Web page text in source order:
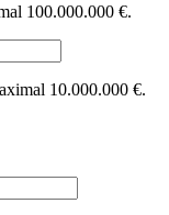
100.000.000 €.
10.000.000 €.